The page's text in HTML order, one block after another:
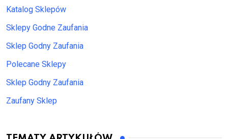
Katalog Sklepów
Sklepy Godne Zaufania
Sklep Godny Zaufania
Polecane Sklepy
Sklep Godny Zaufania
Zaufany Sklep